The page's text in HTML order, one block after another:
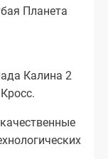
Планета
Калина 2